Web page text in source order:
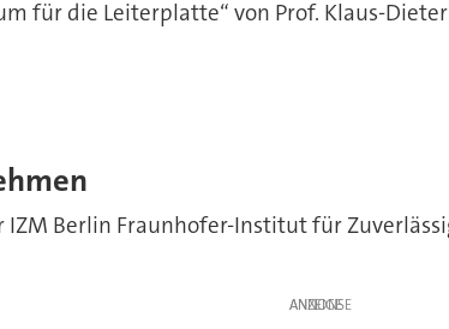
für die Leiterplatte“ von Prof. Klaus-
IZM Berlin Fraunhofer-Institut für
ANZEIGE